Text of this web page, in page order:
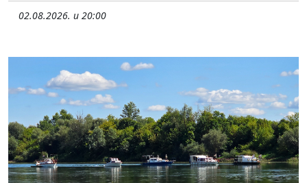
02.08.2026. u 20:00